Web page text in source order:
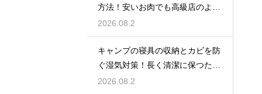
方法！安いお肉でも高級店のよう
に美味しく
2026.08.2
キャンプの寝具の収納とカビを防
ぐ湿気対策！長く清潔に保つため
の手入れ
2026.08.2